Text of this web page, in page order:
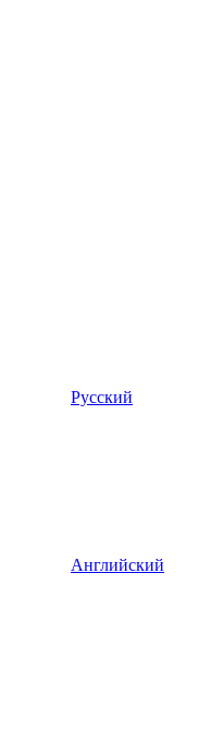
Русский
Английский